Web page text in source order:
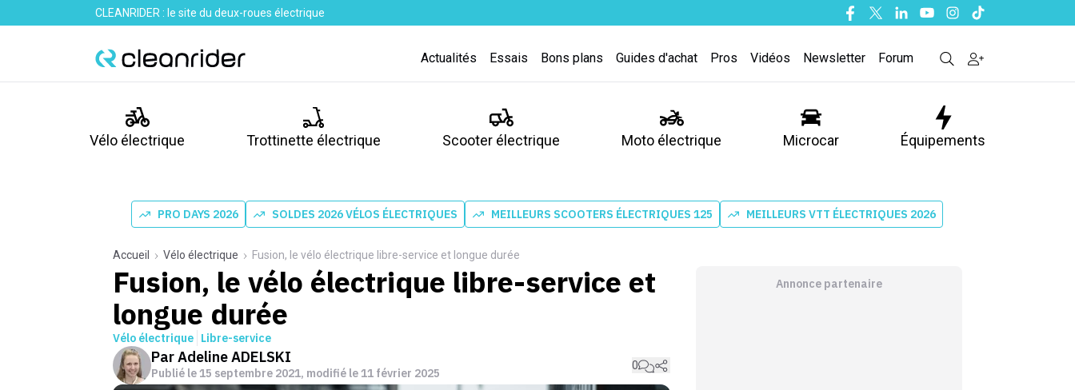
CLEANRIDER : le site du deux-roues électrique Facebook
TwitterLinkedinYoutubeInstagram
Tiktok
Actualités Essais Bons plans Guides d'achat Pros Vidéos Newsletter Forum
Vélo électrique Trottinette électrique Scooter électrique Moto électrique Microcar Équipements
PRO DAYS 2026 SOLDES 2026 VÉLOS ÉLECTRIQUES MEILLEURS SCOOTERS ÉLECTRIQUES 125 MEILLEURS VTT ÉLECTRIQUES 2026
Accueil Vélo électrique Fusion, le vélo électrique libre-service et longue durée
Fusion, le vélo électrique libre-service et
longue durée
Vélo électrique Libre-service
ParAdeline ADELSKI
Publié le15 septembre 2021, modifié le 11 février 2025
0
Annonce partenaire